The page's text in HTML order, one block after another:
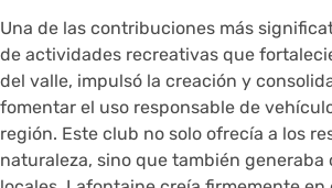
Una de las contribuciones más
de actividades recreativas que
del valle, impulsó la creación y
fomentar el uso responsable de
región. Este club no solo ofrecía a los
naturaleza, sino que también